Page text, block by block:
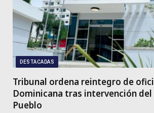
DESTACADAS
Tribunal ordena reintegro de
Dominicana tras intervención
Pueblo